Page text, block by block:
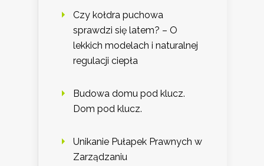
Czy kołdra puchowa
sprawdzi się latem? – O
lekkich modelach i naturalnej
regulacji ciepła
Budowa domu pod klucz.
Dom pod klucz.
Unikanie Pułapek Prawnych w
Zarządzaniu